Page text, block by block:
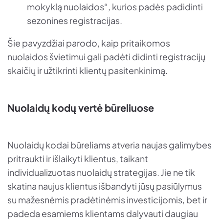
mokyklą nuolaidos“, kurios padės padidinti
sezonines registracijas.
Šie pavyzdžiai parodo, kaip pritaikomos
nuolaidos švietimui gali padėti didinti registracijų
skaičių ir užtikrinti klientų pasitenkinimą.
Nuolaidų kodų vertė būreliuose
Nuolaidų kodai būreliams atveria naujas galimybes
pritraukti ir išlaikyti klientus, taikant
individualizuotas nuolaidų strategijas. Jie ne tik
skatina naujus klientus išbandyti jūsų pasiūlymus
su mažesnėmis pradėtinėmis investicijomis, bet ir
padeda esamiems klientams dalyvauti daugiau